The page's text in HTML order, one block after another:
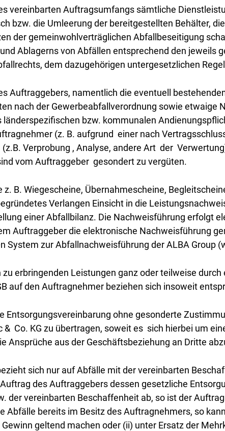
vereinbarten Auftragsumfangs sämtliche
bzw. die Umleerung der bereitgestellten Behälter,
der gemeinwohlverträglichen Abfallbeseitigung
Ablagerns von Abfällen entsprechend den jeweils
dem dazugehörigen untergesetzlichen
Auftraggebers, namentlich die eventuell
nach der Gewerbeabfallverordnung sowie etwaige
bzw. kommunalen
(z. B. aufgrund einer nach
Verprobung , Analyse, andere Art der
vom Auftraggeber gesondert zu vergüten.
B. Wiegescheine, Übernahmescheine,
Verlangen Einsicht in die
einer Abfallbilanz. Die Nachweisführung erfolgt
Auftraggeber die elektronische Nachweisführung
System zur Abfallnachweisführung der ALBA Group
erbringenden Leistungen ganz oder teilweise
auf den Auftragnehmer beziehen sich insoweit
Entsorgungsvereinbarung ohne gesonderte
& Co. KG zu übertragen, soweit es sich hierbei um
Ansprüche aus der Geschäftsbeziehung an Dritte
sich nur auf Abfälle mit der vereinbarten
des Auftraggebers dessen gesetzliche
der vereinbarten Beschaffenheit ab, so ist der
Abfälle bereits im Besitz des Auftragnehmers, so
geltend machen oder (ii) unter Ersatz der